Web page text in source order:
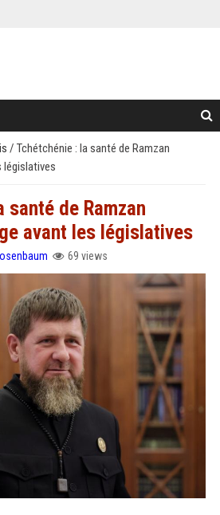
/ Tchétchénie : la santé de Ramzan
législatives
de Ramzan
avant les législatives
69 views